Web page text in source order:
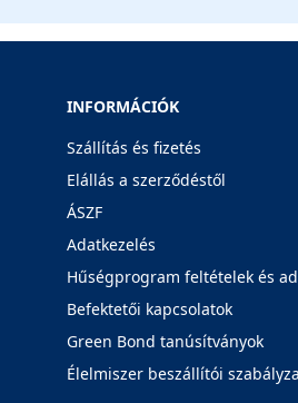
INFORMÁCIÓK
Szállítás és fizetés
Elállás a szerződéstől
ÁSZF
Adatkezelés
Hűségprogram feltételek és
Befektetői kapcsolatok
Green Bond tanúsítványok
Élelmiszer beszállítói